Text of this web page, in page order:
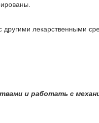
ле­кар­ствен­ны­ми
и ра­бо­тать с